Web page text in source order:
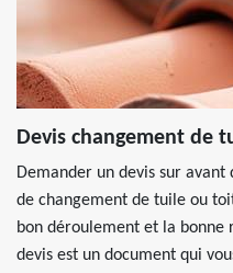
Devis changement de
Demander un devis sur
de changement de tuile ou
bon déroulement et la
devis est un document qui